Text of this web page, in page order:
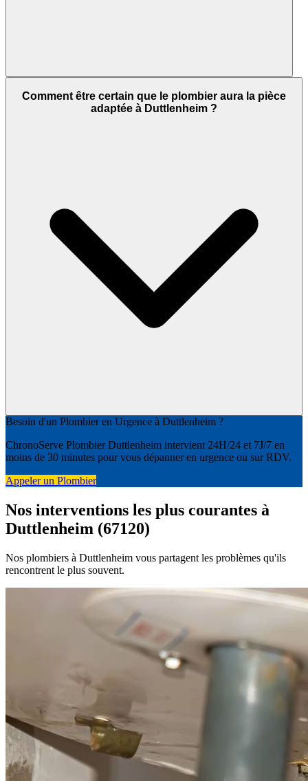
Comment être certain que le plombier aura la pièce
adaptée à Duttlenheim ?
Besoin d'un Plombier en Urgence à Duttlenheim ?
ChronoServe Plombier Duttlenheim intervient 24H/24 et 7J/7 en
moins de 30 minutes pour vous dépanner en urgence ou sur RDV.
Appeler un Plombier
Nos interventions les plus courantes à
Duttlenheim (67120)
Nos plombiers à Duttlenheim vous partagent les problèmes qu'ils
rencontrent le plus souvent.